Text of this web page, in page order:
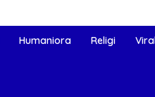
Humaniora Religi